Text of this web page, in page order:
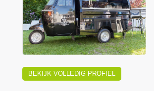
BEKIJK VOLLEDIG PROFIEL